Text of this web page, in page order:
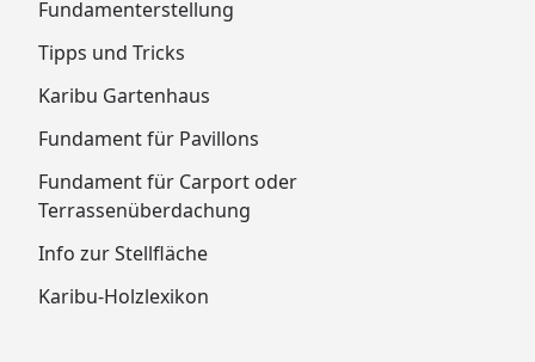
Kinderspielzeug
Fundamenterstellung
Tipps und Tricks
Karibu Gartenhaus
Fundament für Pavillons
Fundament für Carport oder
Terrassenüberdachung
Info zur Stellfläche
Karibu-Holzlexikon